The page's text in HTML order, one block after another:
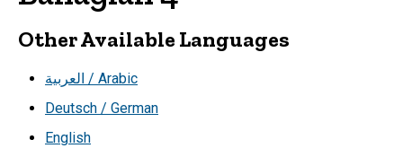
Other Available Languages
العربية / Arabic
Deutsch / German
English